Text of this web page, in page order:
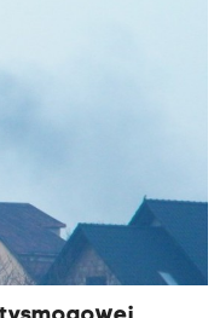
że może to nic